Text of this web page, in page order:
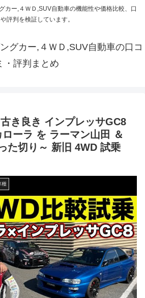
カー,４ＷＤ,SUV自動車の機能性や価格比較、口
評判を検証しています。
グカー,４ＷＤ,SUV自動車の口コ
・評判まとめ
古き良き インプレッサGC8
ーラ を ラーマン山田 ＆
た切り～ 新旧 4WD 試乗
種